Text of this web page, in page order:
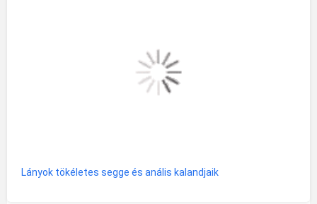
Lányok tökéletes segge és anális kalandjaik